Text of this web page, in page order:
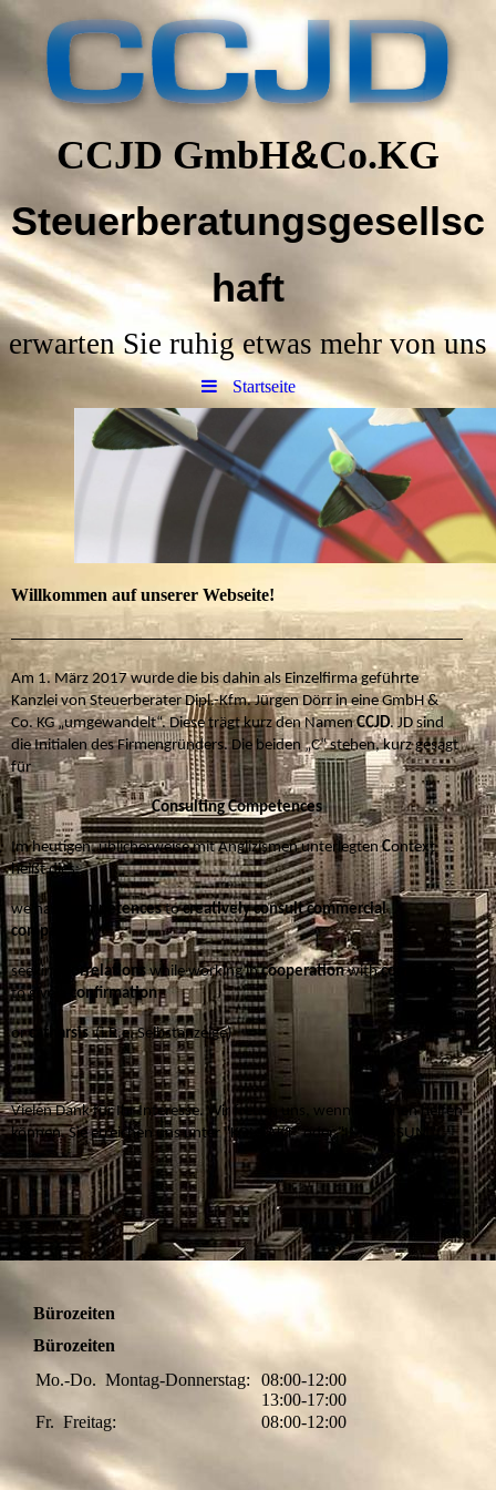
CCJD GmbH&Co.KG
Steuerberatungsgesellsc
haft
erwarten Sie ruhig etwas mehr von uns
Startseite
Willkommen auf unserer Webseite!
Am 1. März 2017 wurde die bis dahin als Einzelfirma geführte
Kanzleivon Steuerberater Dipl.-Kfm. Jürgen Dörr in eine GmbH &
Co. KG „umgewandelt“. Diese trägt kurz den NamenCCJD. JD sind
die Initialen des Firmengründers. Die beiden „C“ stehen, kurz gesagt
für
Consulting Competences
Im heutigen, üblicherweise mit Anglizismen unterlegtenContext
heißt dies:
we have competencestocreativelyconsultcommercial
companies
seeking correlationswhileworking incooperationwithconfidence
to give a
confirmation
orcatharsis (i.R.e. Selbstanzeige)
Vielen Dank für Ihr Interesse. Wir freuen uns, wenn wir Ihnen helfen
können. Sie erreichen uns unter "KONTAKT" oder "IMPRESSUM".
Bürozeiten
Bürozeiten
Mo.-Do. Montag-Donnerstag:
08:00-12:00
13:00-17:00
Fr.Freitag: 08:00-12:00